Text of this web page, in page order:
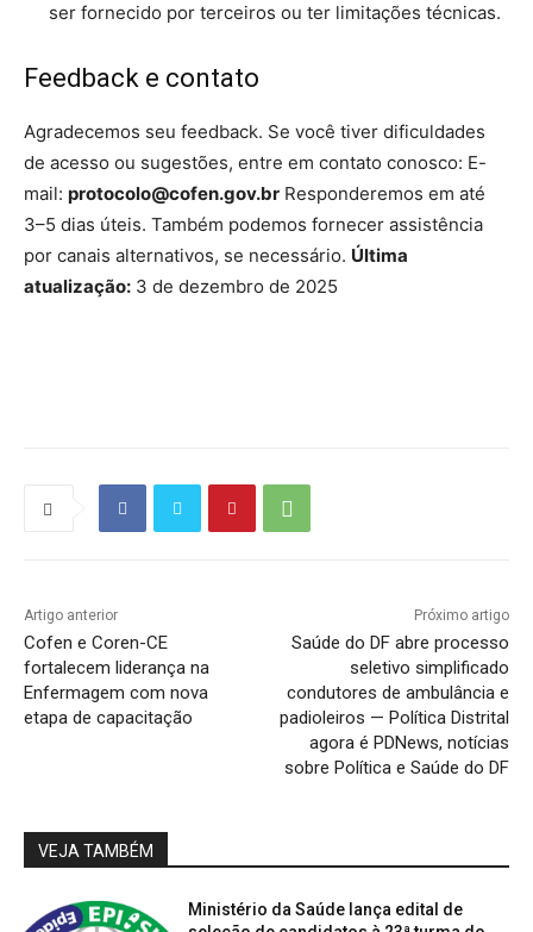
ser fornecido por terceiros ou ter limitações técnicas.
Feedback e contato
Agradecemos seu feedback. Se você tiver dificuldades
de acesso ou sugestões, entre em contato conosco: E-
mail: protocolo@cofen.gov.br Responderemos em até
3–5 dias úteis. Também podemos fornecer assistência
por canais alternativos, se necessário. Última
atualização: 3 de dezembro de 2025
Artigo anterior
Cofen e Coren-CE
fortalecem liderança na
Enfermagem com nova
etapa de capacitação
Próximo artigo
Saúde do DF abre processo
seletivo simplificado
condutores de ambulância e
padioleiros — Política Distrital
agora é PDNews, notícias
sobre Política e Saúde do DF
VEJA TAMBÉM
Ministério da Saúde lança edital de